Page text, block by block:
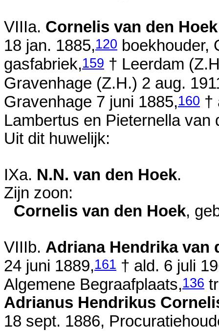
VIIIa. Cornelis van den Hoek
18 jan. 1885,120 boekhouder,
gasfabriek,159 † Leerdam
Gravenhage (Z.H.) 2 aug.
Gravenhage 7 juni 1885,160 †
Lambertus en Pieternella van
Uit dit huwelijk:
IXa. N.N. van den Hoek.
Zijn zoon:
Cornelis van den Hoek,
VIIIb. Adriana Hendrika van
24 juni 1889,161 † ald. 6 juli
Algemene Begraafplaats,136
Adrianus Hendrikus
18 sept. 1886,